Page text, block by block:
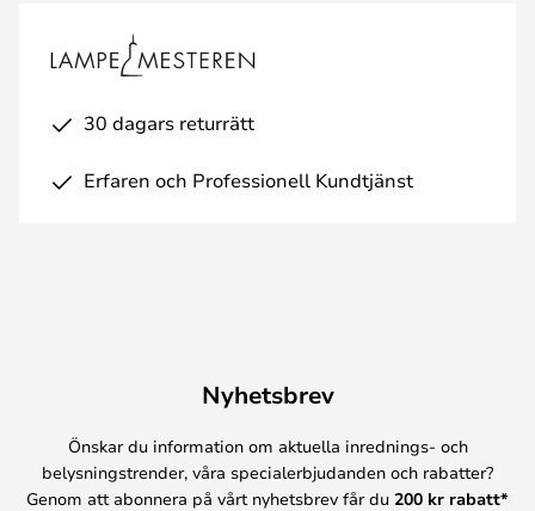
30 dagars returrätt
Erfaren och Professionell Kundtjänst
Nyhetsbrev
Önskar du information om aktuella inrednings- och
belysningstrender, våra specialerbjudanden och rabatter?
Genom att abonnera på vårt nyhetsbrev får du 200 kr rabatt*